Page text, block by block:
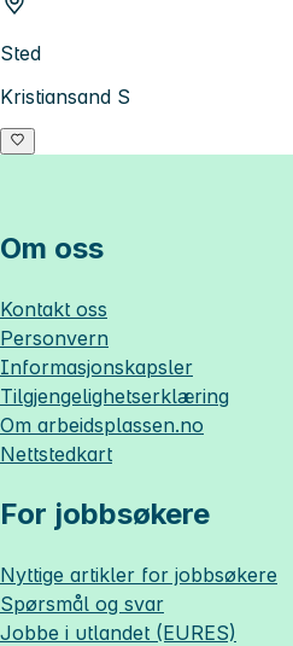
Sted
Kristiansand S
Om oss
Kontakt oss
Personvern
Informasjonskapsler
Tilgjengelighetserklæring
Om arbeidsplassen.no
Nettstedkart
For jobbsøkere
Nyttige artikler for jobbsøkere
Spørsmål og svar
Jobbe i utlandet (EURES)